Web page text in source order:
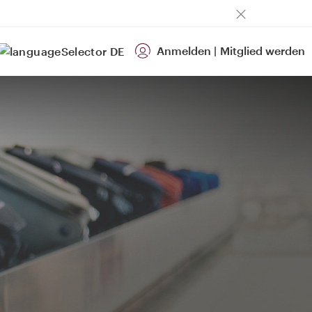
DE Anmelden | Mitglied werden